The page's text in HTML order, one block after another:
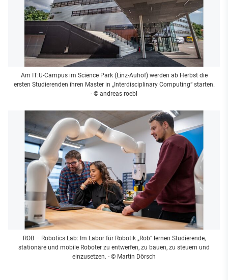
Am IT:U-Campus im Science Park (Linz-Auhof) werden ab Herbst die
ersten Studierenden ihren Master in „Interdisciplinary Computing“ starten.
- © andreas roebl
ROB – Robotics Lab: Im Labor für Robotik „Rob“ lernen Studierende,
stationäre und mobile Roboter zu entwerfen, zu bauen, zu steuern und
einzusetzen. - © Martin Dörsch